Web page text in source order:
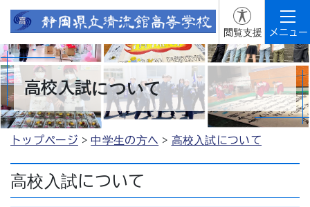
閲覧支援 メニュー
高校入試について
トップページ 中学生の方へ 高校入試について
高校入試について